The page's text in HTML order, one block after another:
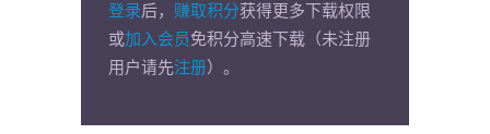
登录后， 赚取积分获得更多下载权限
或加入会员免积分高速下载（未注册
用户请先注册）。